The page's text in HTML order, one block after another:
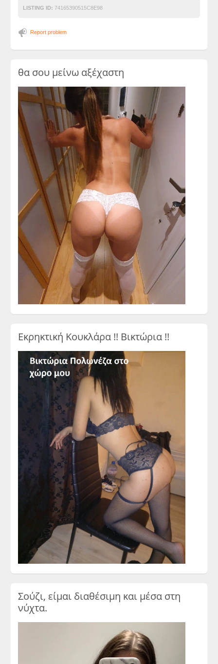
LISTING ID: 74165390515C8E98
Report problem
θα σου μείνω αξέχαστη
Εκρηκτική Κουκλάρα !! Βικτώρια !!
Σούζι, είμαι διαθέσιμη και μέσα στη
νύχτα.